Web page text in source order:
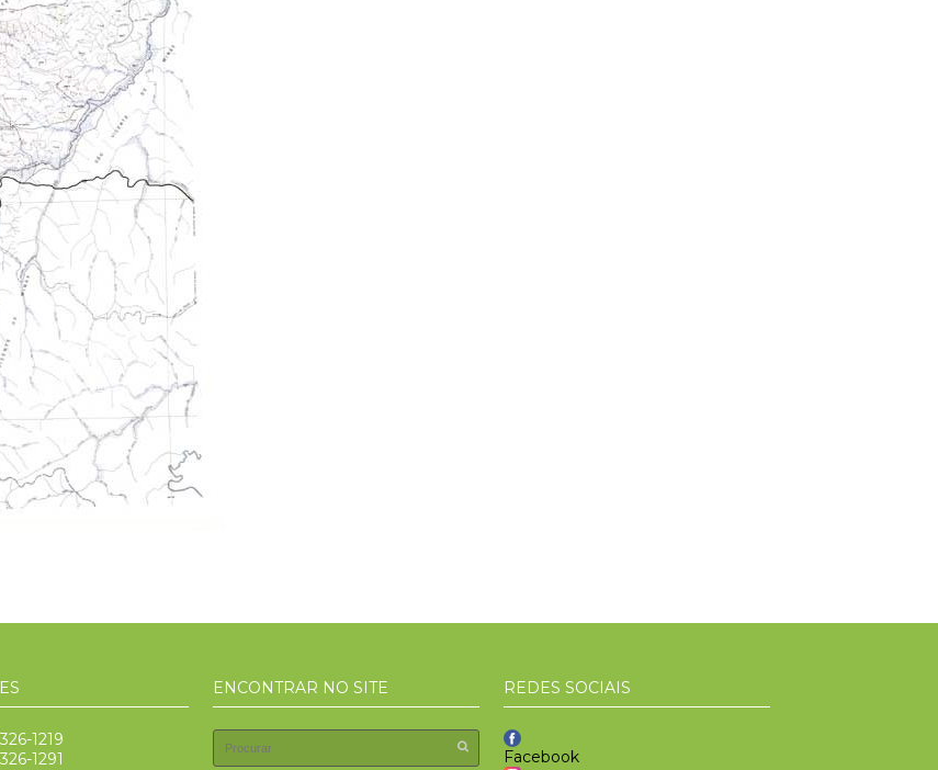
1219
1291
ENCONTRAR NO SITE REDES SOCIAIS
Facebook